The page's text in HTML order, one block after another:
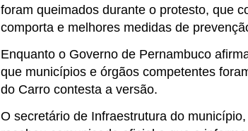
foram queimados durante o protesto, que
comporta e melhores medidas de
Enquanto o Governo de Pernambuco
que municípios e órgãos competentes
do Carro contesta a versão.
O secretário de Infraestrutura do